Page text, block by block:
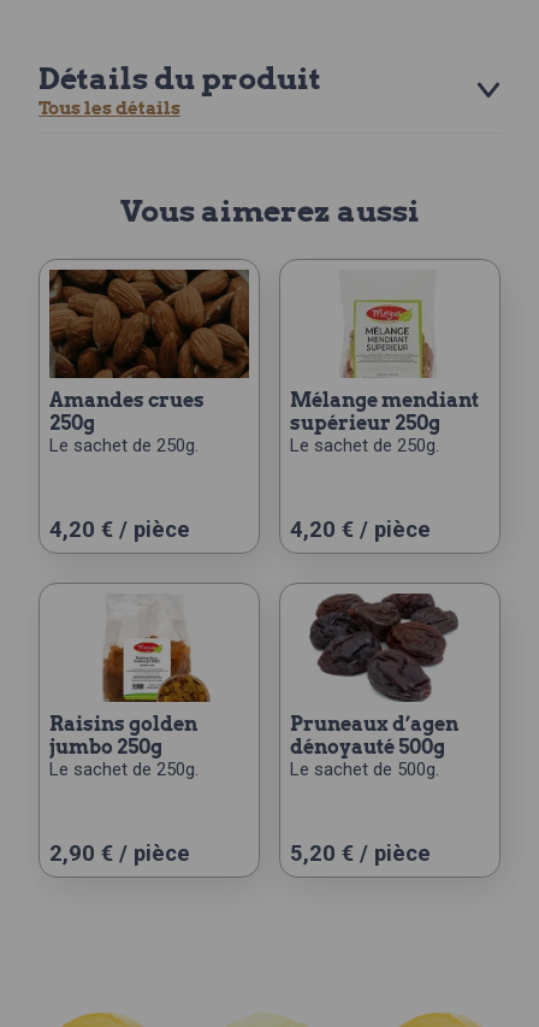
Détails du produit
Tous les détails
Vous aimerez aussi
amandes crues
250g
Le sachet de 250g.
4,20 € / pièce
mélange mendiant
supérieur 250g
Le sachet de 250g.
4,20 € / pièce
raisins golden
jumbo 250g
Le sachet de 250g.
2,90 € / pièce
pruneaux d’agen
dénoyauté 500g
Le sachet de 500g.
5,20 € / pièce